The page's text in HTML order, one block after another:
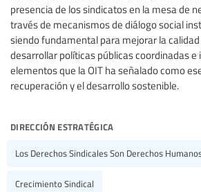
presencia de los sindicatos en la mesa de
través de mecanismos de diálogo social
siendo fundamental para mejorar la
desarrollar políticas públicas coordinadas e
elementos que la OIT ha señalado como
recuperación y el desarrollo sostenible.
dirección estratégica
Los Derechos Sindicales Son Derechos
Crecimiento Sindical